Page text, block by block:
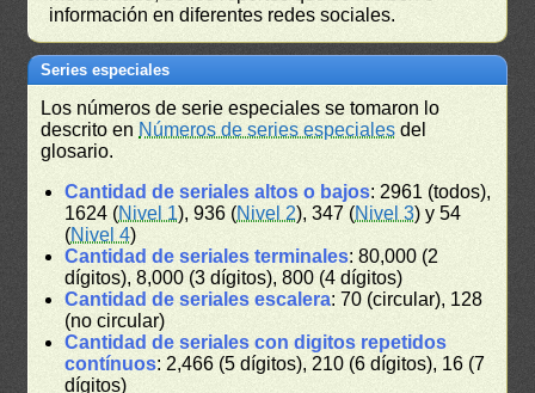
información en diferentes redes sociales.
Series especiales
Los números de serie especiales se tomaron lo
descrito en Números de series especiales del
glosario.
Cantidad de seriales altos o bajos: 2961 (todos),
1624 (Nivel 1), 936 (Nivel 2), 347 (Nivel 3) y 54
(Nivel 4)
Cantidad de seriales terminales: 80,000 (2
dígitos), 8,000 (3 dígitos), 800 (4 dígitos)
Cantidad de seriales escalera: 70 (circular), 128
(no circular)
Cantidad de seriales con digitos repetidos
contínuos: 2,466 (5 dígitos), 210 (6 dígitos), 16 (7
dígitos)